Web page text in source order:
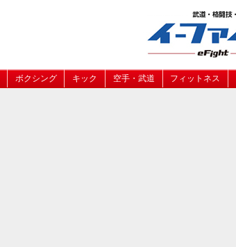
ボクシング キック 空手・武道 フィットネス